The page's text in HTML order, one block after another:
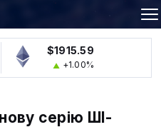
$1915.59
+1.00%
серію ШІ-